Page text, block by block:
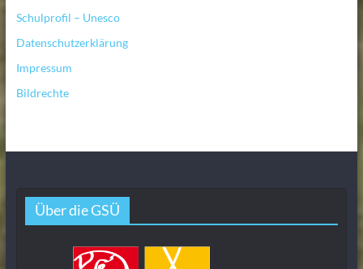
Schulprofil – Unesco
Datenschutzerklärung
Impressum
Bildrechte
Über die GSÜ